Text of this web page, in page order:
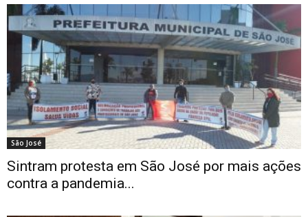
São José
Sintram protesta em São José por mais ações
contra a pandemia...